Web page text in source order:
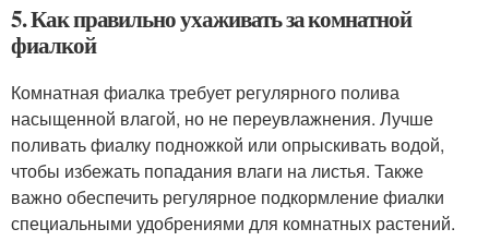
5. Как правильно ухаживать за комнатной
фиалкой
Комнатная фиалка требует регулярного полива
насыщенной влагой, но не переувлажнения. Лучше
поливать фиалку подножкой или опрыскивать водой,
чтобы избежать попадания влаги на листья. Также
важно обеспечить регулярное подкормление фиалки
специальными удобрениями для комнатных растений.